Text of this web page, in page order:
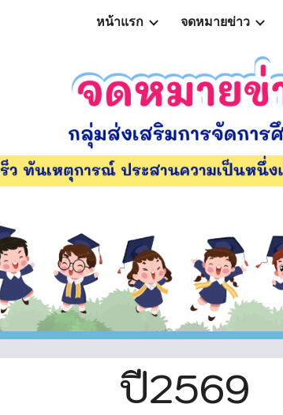
Skip to main contentหน้าแรก จดหมายข่าว
ปี2569